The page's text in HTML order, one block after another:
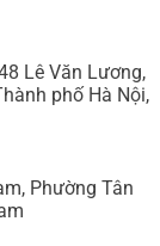
Lê Văn Lương,
phố Hà Nội,
Phường Tân